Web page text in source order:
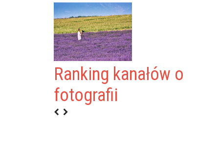
Ranking kanałów o
fotografii